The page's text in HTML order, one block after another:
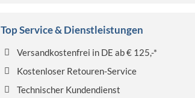
Top Service & Dienstleistungen
Versandkostenfrei in DE ab € 125,-*
Kostenloser Retouren-Service
Technischer Kundendienst